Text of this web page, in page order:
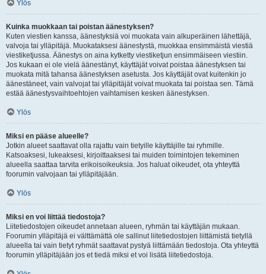
Ylös
Kuinka muokkaan tai poistan äänestyksen?
Kuten viestien kanssa, äänestyksiä voi muokata vain alkuperäinen lähettäjä,
valvoja tai ylläpitäjä. Muokataksesi äänestystä, muokkaa ensimmäistä viestiä
viestiketjussa. Äänestys on aina kytketty viestiketjun ensimmäiseen viestiin.
Jos kukaan ei ole vielä äänestänyt, käyttäjät voivat poistaa äänestyksen tai
muokata mitä tahansa äänestyksen asetusta. Jos käyttäjät ovat kuitenkin jo
äänestäneet, vain valvojat tai ylläpitäjät voivat muokata tai poistaa sen. Tämä
estää äänestysvaihtoehtojen vaihtamisen kesken äänestyksen.
Ylös
Miksi en pääse alueelle?
Jotkin alueet saattavat olla rajattu vain tietyille käyttäjille tai ryhmille.
Katsoaksesi, lukeaksesi, kirjoittaaksesi tai muiden toimintojen tekeminen
alueella saattaa tarvita erikoisoikeuksia. Jos haluat oikeudet, ota yhteyttä
foorumin valvojaan tai ylläpitäjään.
Ylös
Miksi en voi liittää tiedostoja?
Liitetiedostojen oikeudet annetaan alueen, ryhmän tai käyttäjän mukaan.
Foorumin ylläpitäjä ei välttämättä ole sallinut liitetiedostojen liittämistä tietyllä
alueella tai vain tietyt ryhmät saattavat pystyä liittämään tiedostoja. Ota yhteyttä
foorumin ylläpitäjään jos et tiedä miksi et voi lisätä liitetiedostoja.